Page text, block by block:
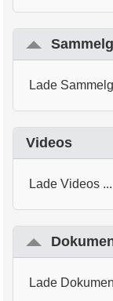
Lade
Videos
Lade Videos ...
Lade